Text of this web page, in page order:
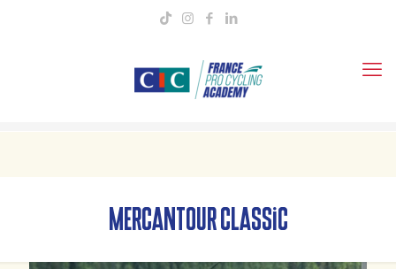
mercantour classic